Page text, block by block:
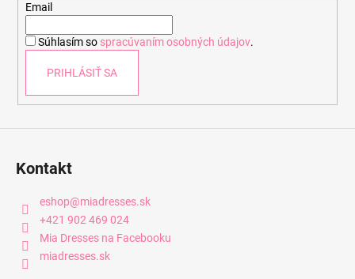
Email
Súhlasím so spracúvaním osobných údajov.
PRIHLÁSIŤ SA
Kontakt
eshop@miadresses.sk
+421 902 469 024
Mia Dresses na Facebooku
miadresses.sk